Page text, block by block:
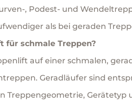
, Podest- und
als bei geraden
für schmale Treppen?
auf einer schmalen,
Geradläufer sind
Treppengeometrie, Gerätetyp